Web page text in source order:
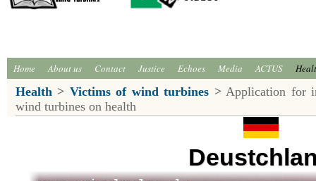
Home About us Contact Justice Echoes Media ACTUS
Health > Victims of wind turbines > Application for
wind turbines on health